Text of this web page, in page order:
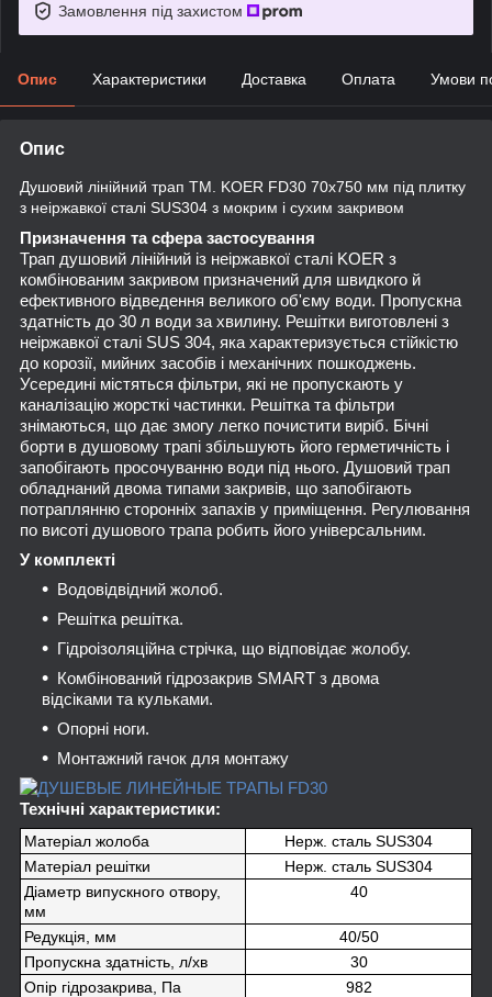
Замовлення під захистом
Опис Характеристики Доставка Оплата Умови
Опис
Душовий лінійний трап TM. KOER FD30 70x750 мм під плитку
з неіржавкої сталі SUS304 з мокрим і сухим закривом
Призначення та сфера застосування
Трап душовий лінійний із неіржавкої сталі KOER з
комбінованим закривом призначений для швидкого й
ефективного відведення великого об'єму води. Пропускна
здатність до 30 л води за хвилину. Решітки виготовлені з
неіржавкої сталі SUS 304, яка характеризується стійкістю
до корозії, мийних засобів і механічних пошкоджень.
Усередині містяться фільтри, які не пропускають у
каналізацію жорсткі частинки. Решітка та фільтри
знімаються, що дає змогу легко почистити виріб. Бічні
борти в душовому трапі збільшують його герметичність і
запобігають просочуванню води під нього. Душовий трап
обладнаний двома типами закривів, що запобігають
потраплянню сторонніх запахів у приміщення. Регулювання
по висоті душового трапа робить його універсальним.
У комплекті
Водовідвідний жолоб.
Решітка решітка.
Гідроізоляційна стрічка, що відповідає жолобу.
Комбінований гідрозакрив SMART з двома
відсіками та кульками.
Опорні ноги.
Монтажний гачок для монтажу
Технічні характеристики:
Матеріал жолоба
Нерж. сталь SUS304
Матеріал решітки
Нерж. сталь SUS304
Діаметр випускного отвору,
мм
40
Редукція, мм
40/50
Пропускна здатність, л/хв
30
Опір гідрозакрива, Па
982